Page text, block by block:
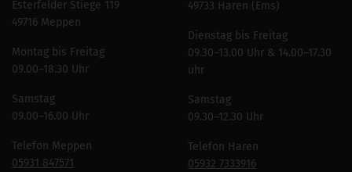
Esterfelder Stiege 119
49716 Meppen
Montag bis Freitag
09.00–18.30 Uhr
Samstag
09.00–16.00 Uhr
Telefon Meppen
05931 847571
49733 Haren (Ems)
Dienstag bis Freitag
09.30–13.00 Uhr & 14.00–17.30
uhr
Samstag
09.30–12.30 Uhr
Telefon Haren
05932 7333916